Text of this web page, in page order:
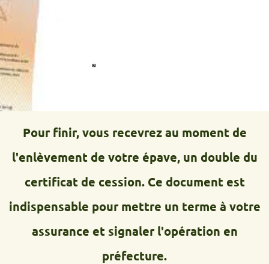
Pour finir, vous recevrez au moment de
l'enlèvement de votre épave, un double du
certificat de cession. Ce document est
indispensable pour mettre un terme à votre
assurance et signaler l'opération en
préfecture.